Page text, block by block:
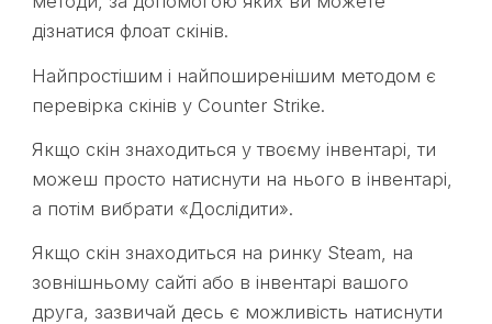
дізнатися флоат скінів.
Найпростішим і найпоширенішим методом є
перевірка скінів у Counter Strike.
Якщо скін знаходиться у твоєму інвентарі, ти
можеш просто натиснути на нього в інвентарі,
а потім вибрати «Дослідити».
Якщо скін знаходиться на ринку Steam, на
зовнішньому сайті або в інвентарі вашого
друга, зазвичай десь є можливість натиснути